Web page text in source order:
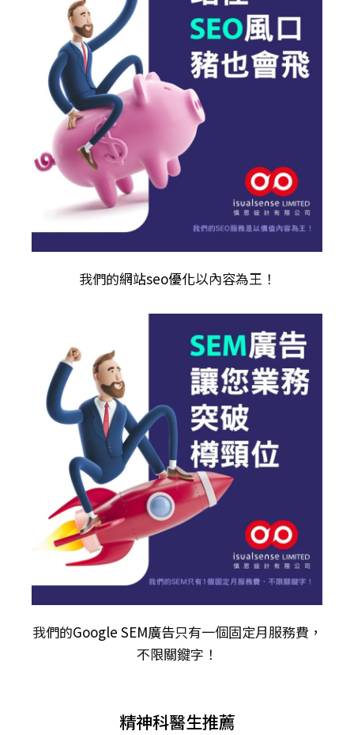
我們的網站seo優化以內容為王！
我們的Google SEM廣告只有一個固定月服務費，
不限關𨫡字！
精神科醫生推薦